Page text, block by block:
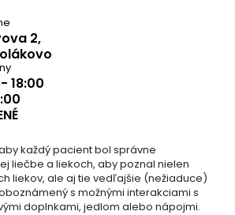
2,
18:00
každý pacient bol správne
liečbe a liekoch, aby poznal nielen
liekov, ale aj tie vedľajšie (nežiaduce)
s možnými interakciami s
doplnkami, jedlom alebo nápojmi.